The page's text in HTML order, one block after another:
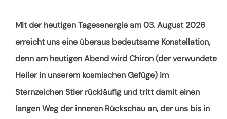
Mit der heutigen Tagesenergie am 03. August 2026
erreicht uns eine überaus bedeutsame Konstellation,
denn am heutigen Abend wird Chiron (der verwundete
Heiler in unserem kosmischen Gefüge) im
Sternzeichen Stier rückläufig und tritt damit einen
langen Weg der inneren Rückschau an, der uns bis in